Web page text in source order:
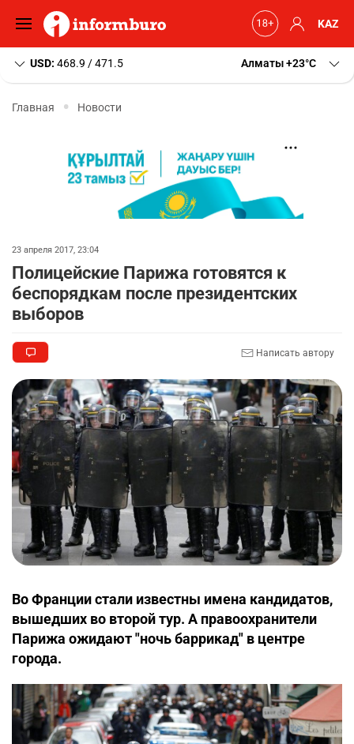
KAZ
USD: 468.9 / 471.5 Алматы+23 C
Главная Новости
23 апреля 2017, 23:04
Полицейские Парижа готовятся к
беспорядкам после президентских
выборов
Написать автору
Во Франции стали известны имена кандидатов,
вышедших во второй тур. А правоохранители
Парижа ожидают "ночь баррикад" в центре
города.